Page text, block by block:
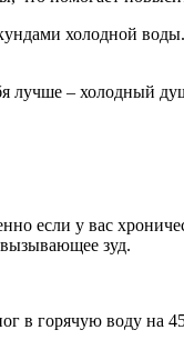
холодной
лучше – холодный
у вас
зуд.
в горячую воду на